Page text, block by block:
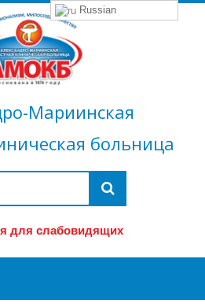
Мариинская
больница
для слабовидящих
Russian